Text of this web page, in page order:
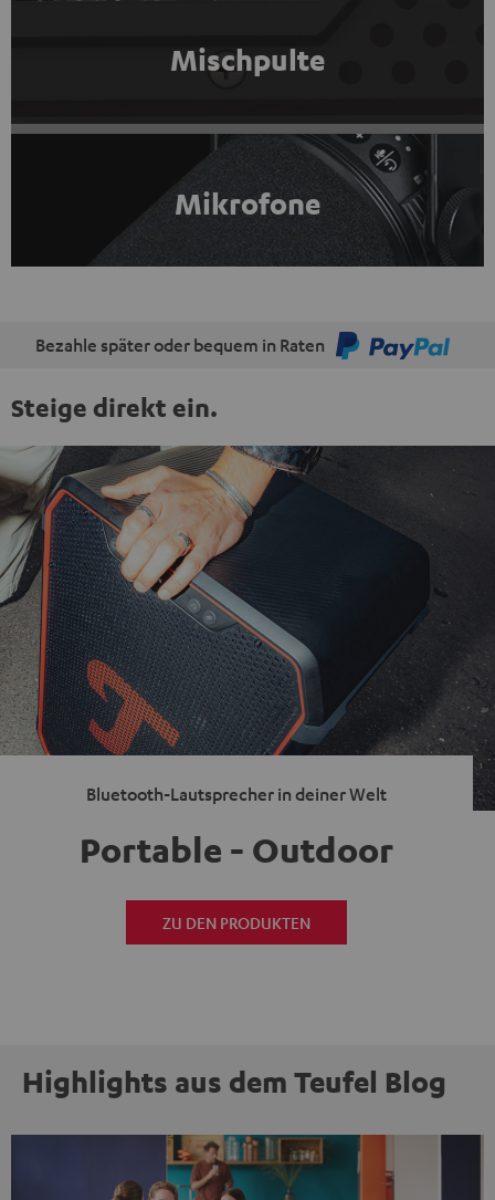
Mischpulte
Mikrofone
Bezahle später oder bequem in Raten
Steige direkt ein.
Bluetooth-Lautsprecher in deiner Welt
Portable - Outdoor
ZU DEN PRODUKTEN
Highlights aus dem Teufel Blog